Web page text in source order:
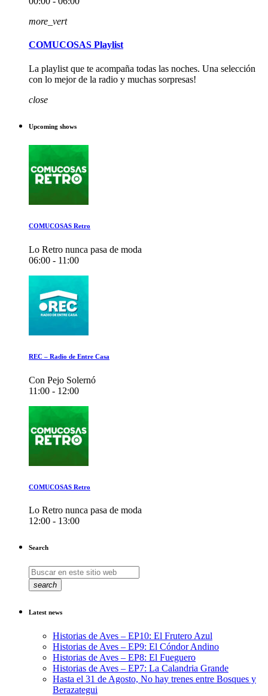
more_vert
COMUCOSAS Playlist
La playlist que te acompaña todas las noches. Una selección
con lo mejor de la radio y muchas sorpresas!
close
Upcoming shows
COMUCOSAS Retro
Lo Retro nunca pasa de moda
06:00 - 11:00
REC – Radio de Entre Casa
Con Pejo Solernó
11:00 - 12:00
COMUCOSAS Retro
Lo Retro nunca pasa de moda
12:00 - 13:00
Search
search
Latest news
Historias de Aves – EP10: El Frutero Azul
Historias de Aves – EP9: El Cóndor Andino
Historias de Aves – EP8: El Fueguero
Historias de Aves – EP7: La Calandria Grande
Hasta el 31 de Agosto, No hay trenes entre Bosques y
Berazategui